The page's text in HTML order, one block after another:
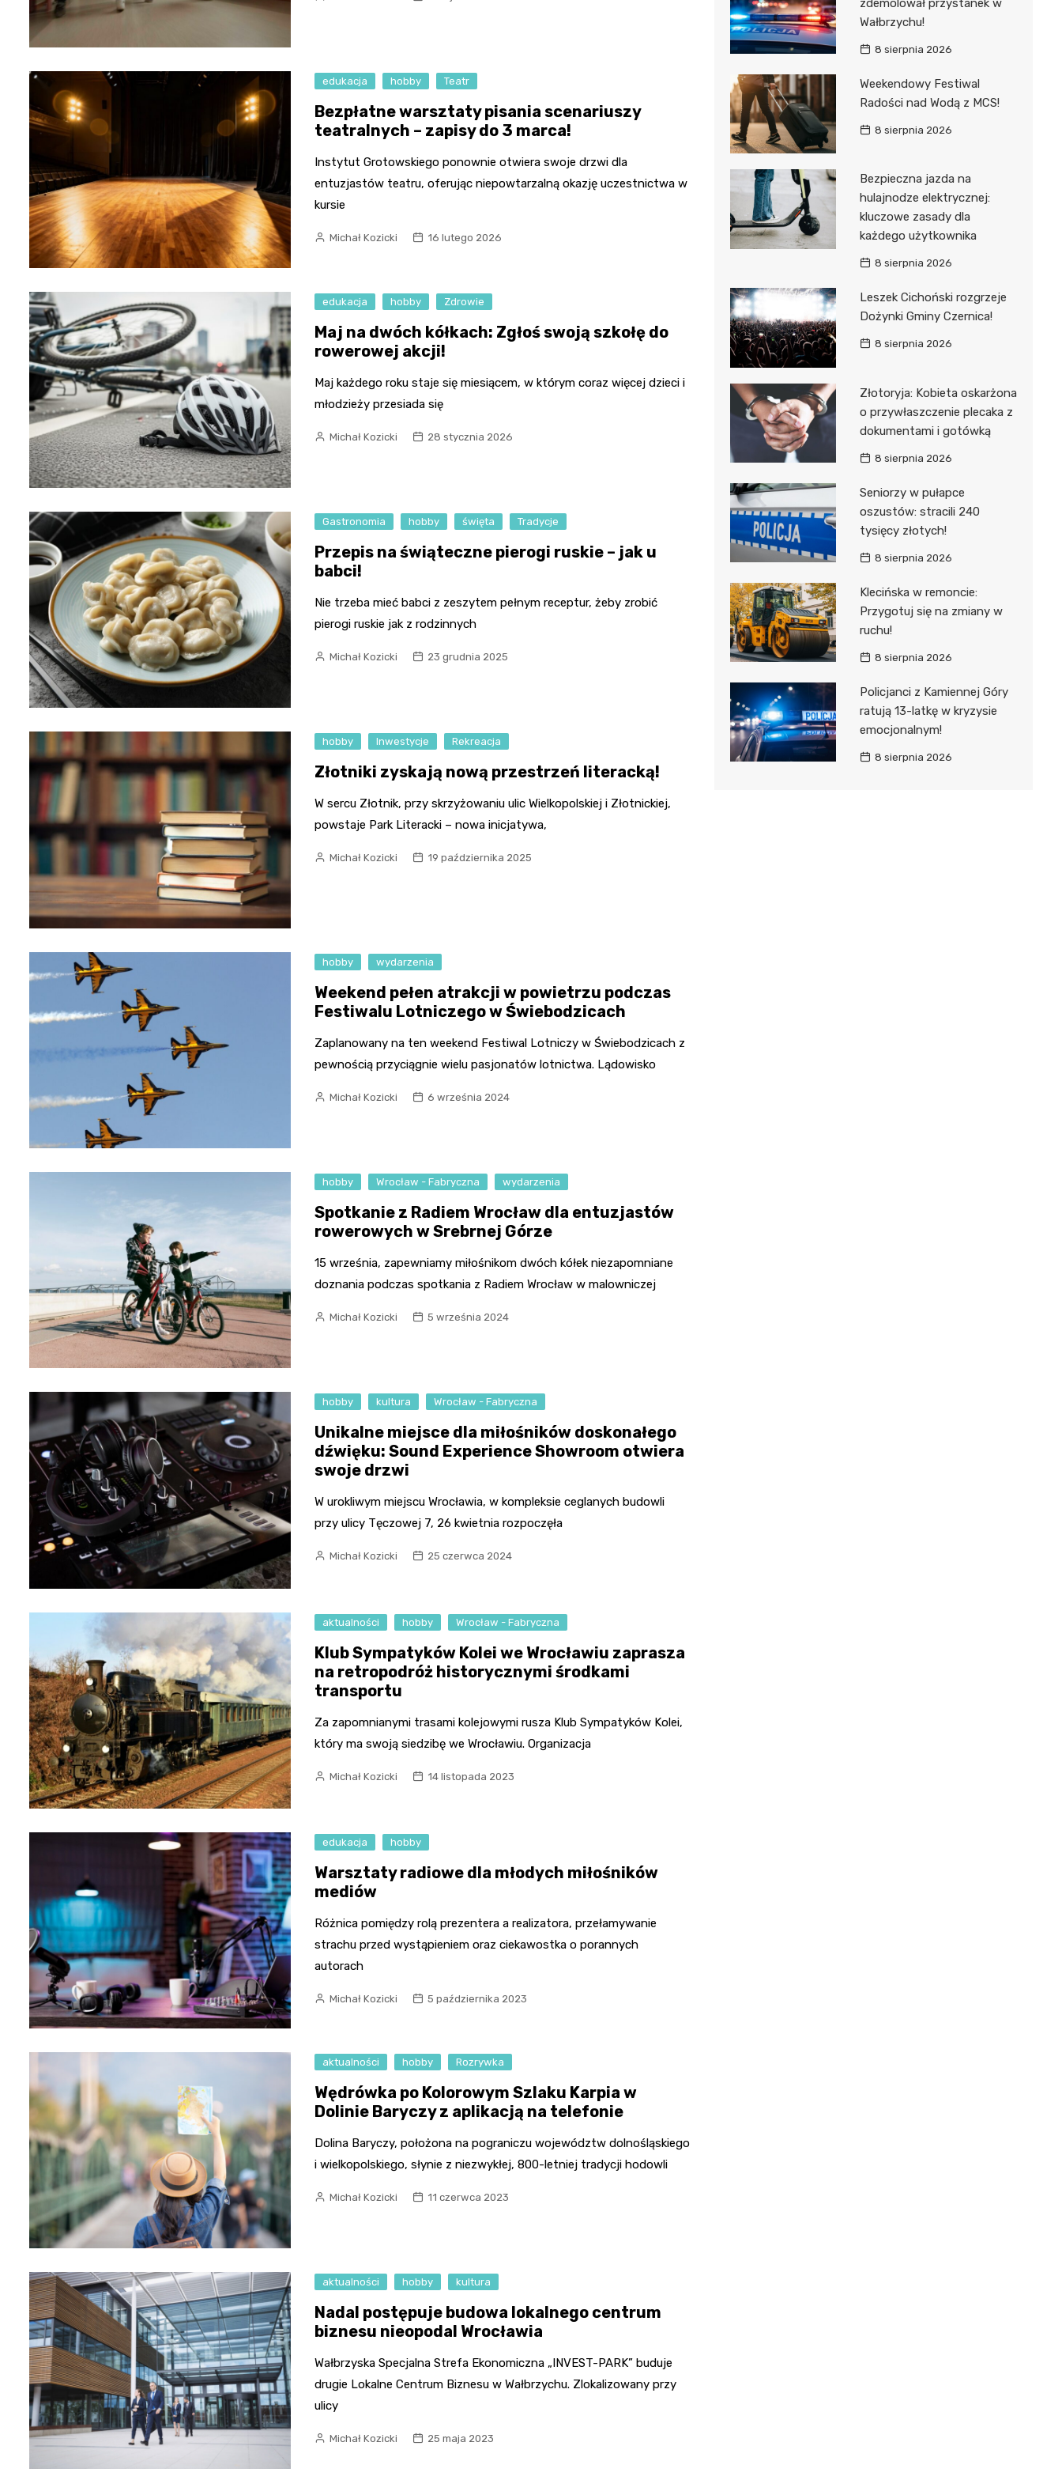
edukacja hobby Teatr
Bezpłatne warsztaty pisania scenariuszy
teatralnych – zapisy do 3 marca!
Instytut Grotowskiego ponownie otwiera swoje drzwi dla
entuzjastów teatru, oferując niepowtarzalną okazję uczestnictwa w
kursie
Michał Kozicki 16 lutego 2026
edukacja hobby Zdrowie
Maj na dwóch kółkach: Zgłoś swoją szkołę do
rowerowej akcji!
Maj każdego roku staje się miesiącem, w którym coraz więcej dzieci i
młodzieży przesiada się
Michał Kozicki 28 stycznia 2026
Gastronomia hobby święta Tradycje
Przepis na świąteczne pierogi ruskie – jak u
babci!
Nie trzeba mieć babci z zeszytem pełnym receptur, żeby zrobić
pierogi ruskie jak z rodzinnych
Michał Kozicki 23 grudnia 2025
hobby Inwestycje Rekreacja
Złotniki zyskają nową przestrzeń literacką!
W sercu Złotnik, przy skrzyżowaniu ulic Wielkopolskiej i Złotnickiej,
powstaje Park Literacki – nowa inicjatywa,
Michał Kozicki 19 października 2025
hobby wydarzenia
Weekend pełen atrakcji w powietrzu podczas
Festiwalu Lotniczego w Świebodzicach
Zaplanowany na ten weekend Festiwal Lotniczy w Świebodzicach z
pewnością przyciągnie wielu pasjonatów lotnictwa. Lądowisko
Michał Kozicki 6 września 2024
hobby Wrocław - Fabryczna wydarzenia
Spotkanie z Radiem Wrocław dla entuzjastów
rowerowych w Srebrnej Górze
15 września, zapewniamy miłośnikom dwóch kółek niezapomniane
doznania podczas spotkania z Radiem Wrocław w malowniczej
Michał Kozicki 5 września 2024
hobby kultura Wrocław - Fabryczna
Unikalne miejsce dla miłośników doskonałego
dźwięku: Sound Experience Showroom otwiera
swoje drzwi
W urokliwym miejscu Wrocławia, w kompleksie ceglanych budowli
przy ulicy Tęczowej 7, 26 kwietnia rozpoczęła
Michał Kozicki 25 czerwca 2024
aktualności hobby Wrocław - Fabryczna
Klub Sympatyków Kolei we Wrocławiu zaprasza
na retropodróż historycznymi środkami
transportu
Za zapomnianymi trasami kolejowymi rusza Klub Sympatyków Kolei,
który ma swoją siedzibę we Wrocławiu. Organizacja
Michał Kozicki 14 listopada 2023
edukacja hobby
Warsztaty radiowe dla młodych miłośników
mediów
Różnica pomiędzy rolą prezentera a realizatora, przełamywanie
strachu przed wystąpieniem oraz ciekawostka o porannych
autorach
Michał Kozicki 5 października 2023
aktualności hobby Rozrywka
Wędrówka po Kolorowym Szlaku Karpia w
Dolinie Baryczy z aplikacją na telefonie
Dolina Baryczy, położona na pograniczu województw dolnośląskiego
i wielkopolskiego, słynie z niezwykłej, 800-letniej tradycji hodowli
Michał Kozicki 11 czerwca 2023
aktualności hobby kultura
Nadal postępuje budowa lokalnego centrum
biznesu nieopodal Wrocławia
Wałbrzyska Specjalna Strefa Ekonomiczna „INVEST-PARK” buduje
drugie Lokalne Centrum Biznesu w Wałbrzychu. Zlokalizowany przy
ulicy
Michał Kozicki 25 maja 2023
zdemolował przystanek w
Wałbrzychu!
8 sierpnia 2026
Weekendowy Festiwal
Radości nad Wodą z MCS!
8 sierpnia 2026
Bezpieczna jazda na
hulajnodze elektrycznej:
kluczowe zasady dla
każdego użytkownika
8 sierpnia 2026
Leszek Cichoński rozgrzeje
Dożynki Gminy Czernica!
8 sierpnia 2026
Złotoryja: Kobieta oskarżona
o przywłaszczenie plecaka z
dokumentami i gotówką
8 sierpnia 2026
Seniorzy w pułapce
oszustów: stracili 240
tysięcy złotych!
8 sierpnia 2026
Klecińska w remoncie:
Przygotuj się na zmiany w
ruchu!
8 sierpnia 2026
Policjanci z Kamiennej Góry
ratują 13-latkę w kryzysie
emocjonalnym!
8 sierpnia 2026